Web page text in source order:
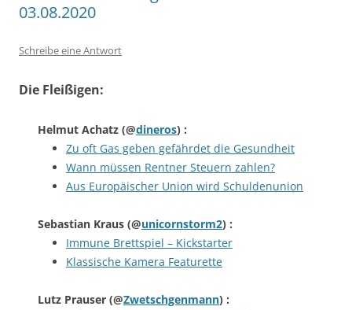
03.08.2020
Schreibe eine Antwort
Die Fleißigen:
Helmut Achatz (@dineros) :
Zu oft Gas geben gefährdet die Gesundheit
Wann müssen Rentner Steuern zahlen?
Aus Europäischer Union wird Schuldenunion
Sebastian Kraus (@unicornstorm2) :
Immune Brettspiel – Kickstarter
Klassische Kamera Featurette
Lutz Prauser (@Zwetschgenmann) :